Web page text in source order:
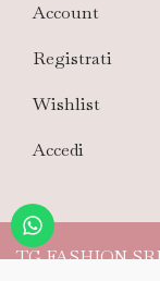
Account
Registrati
Wishlist
Accedi
TG FASHION